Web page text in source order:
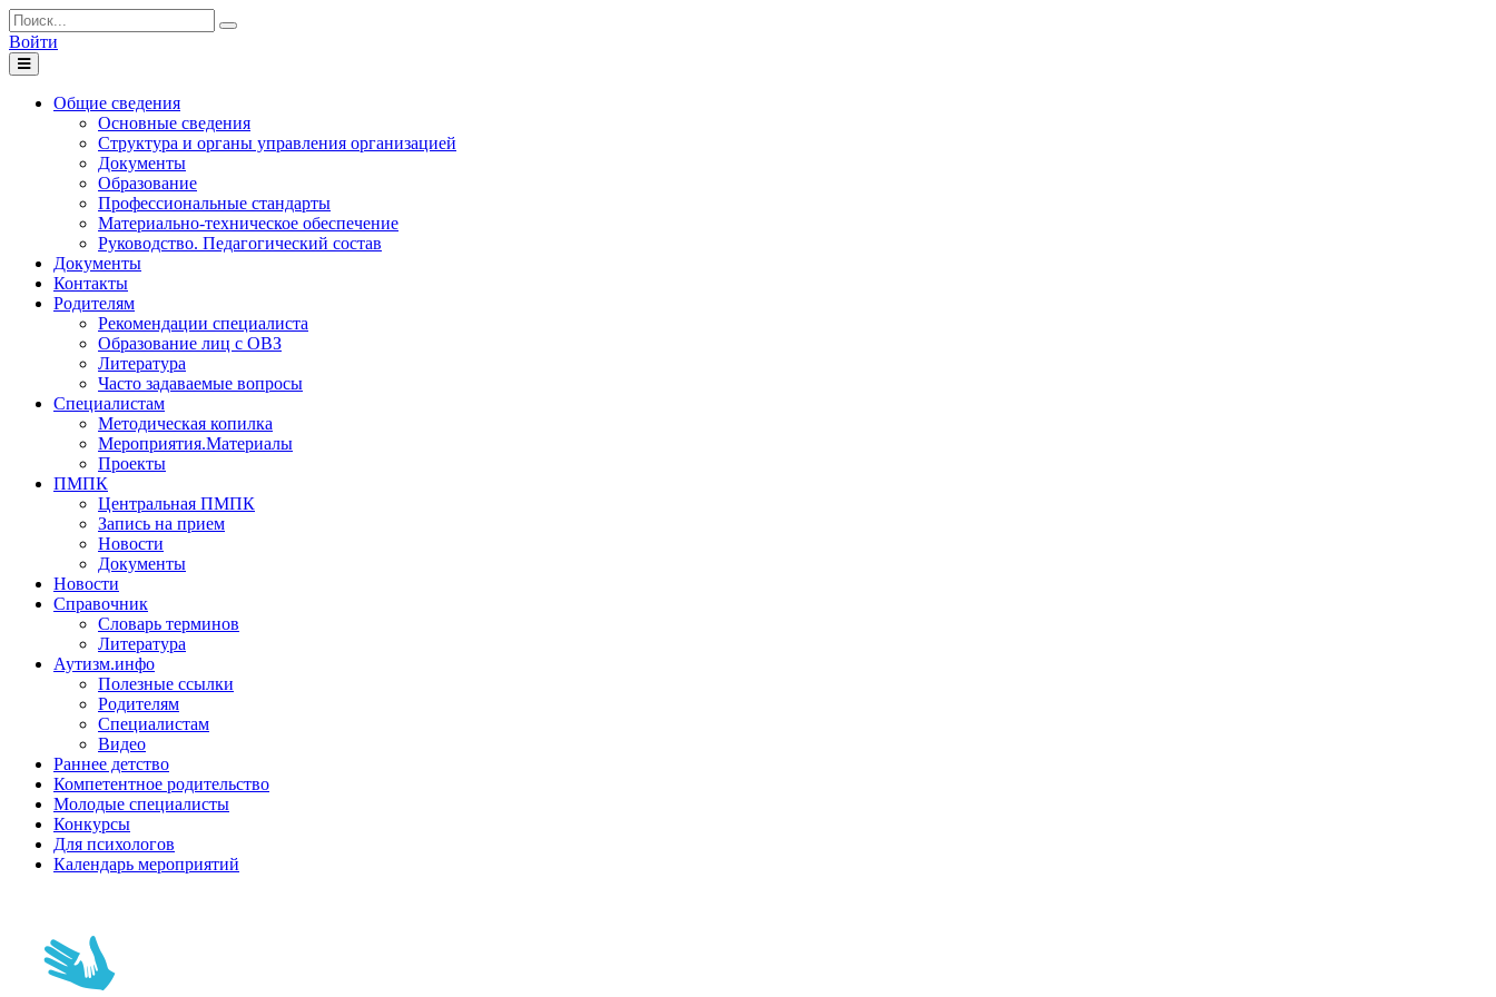
Войти
Toggle
navigation
Общие сведения
Основные сведения
Структура и органы управления организацией
Документы
Образование
Профессиональные стандарты
Материально-техническое обеспечение
Руководство. Педагогический состав
Документы
Контакты
Родителям
Рекомендации специалиста
Образование лиц с ОВЗ
Литература
Часто задаваемые вопросы
Специалистам
Методическая копилка
Мероприятия.Материалы
Проекты
ПМПК
Центральная ПМПК
Запись на прием
Новости
Документы
Новости
Справочник
Словарь терминов
Литература
Аутизм.инфо
Полезные ссылки
Родителям
Специалистам
Видео
Раннее детство
Компетентное родительство
Молодые специалисты
Конкурсы
Для психологов
Календарь мероприятий